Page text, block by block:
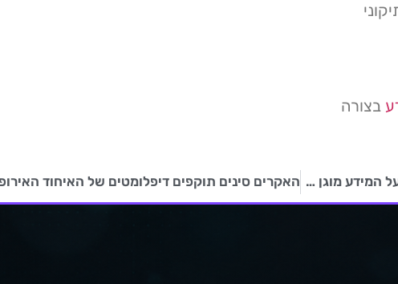
בצורה
אבטחת מידע לארגונים בעידן העבודה מרחוק: איך לשמור על המידע מוגן מכל מקום?